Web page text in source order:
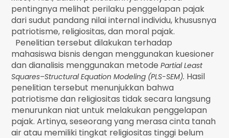
pentingnya melihat perilaku penggelapan pajak
dari sudut pandang nilai internal individu, khususnya
patriotisme, religiositas, dan moral pajak.
Penelitian tersebut dilakukan terhadap
mahasiswa bisnis dengan menggunakan kuesioner
dan dianalisis menggunakan metodePartial Least
Squares–Structural Equation Modeling (PLS-SEM). Hasil
penelitian tersebut menunjukkan bahwa
patriotisme dan religiositas tidak secara langsung
menurunkan niat untuk melakukan penggelapan
pajak. Artinya, seseorang yang merasa cinta tanah
air atau memiliki tingkat religiositas tinggi belum